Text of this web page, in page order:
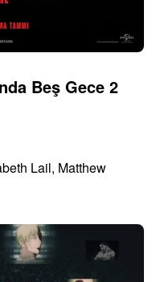
Beş Gece 2
Lail, Matthew